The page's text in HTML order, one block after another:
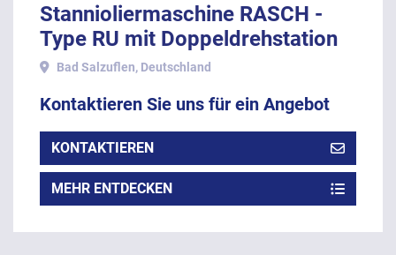
Stannioliermaschine RASCH -
Type RU mit Doppeldrehstation
und Auslaufband.
Bad Salzuflen, Deutschland
Kontaktieren Sie uns für ein Angebot
KONTAKTIEREN
MEHR ENTDECKEN